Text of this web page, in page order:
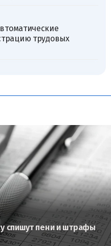
трудовых
спишут пени и штрафы